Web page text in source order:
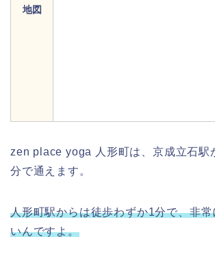
地図
zen place yoga 人形町は、京成立石駅
分で通えます。
人形町駅からは徒歩わずか1分で、非
いんですよ。